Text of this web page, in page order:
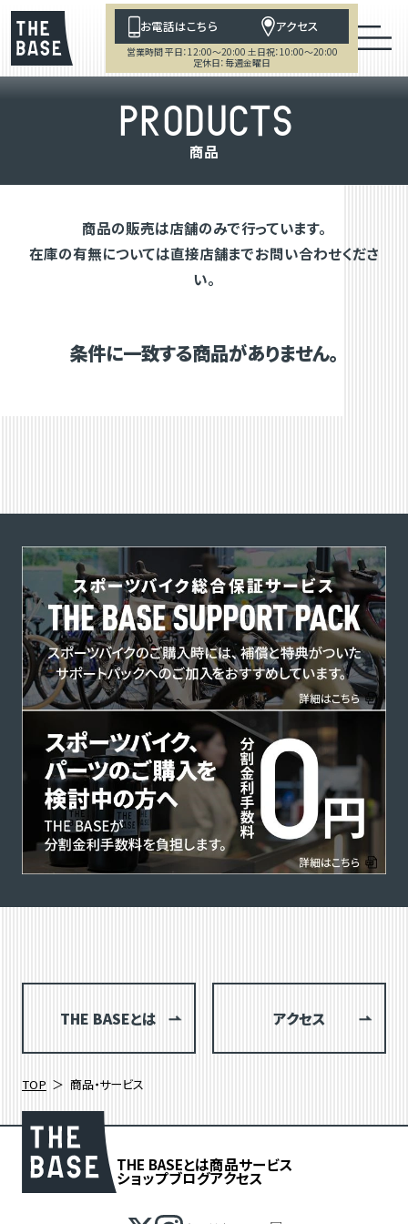
お電話はこちら アクセス
営業時間 平日：12:00～20:00 土日祝：10:00～20:00
定休日：毎週金曜日
PRODUCTS
商品
商品の販売は店舗のみで行っています。
在庫の有無については直接店舗までお問い合わせくださ
い。
条件に一致する商品がありません。
THE BASEとは アクセス
TOP 商品・サービス
THE BASEとは商品サービス
ショップブログアクセス